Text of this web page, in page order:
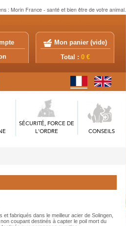
: Morin France - santé et bien être de votre animal.
Mon panier (vide)
Total : 0 €
SÉCURITÉ, FORCE DE
L'ORDRE
CONSEILS
fabriqués dans le meilleur acier de Solingen,
coupant destinés à capter le poil mort du